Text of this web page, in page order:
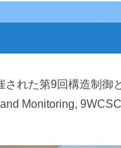
れた第9回構造制御
Monitoring,